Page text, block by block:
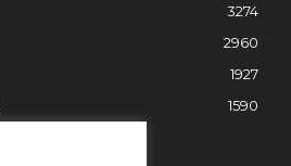
3274
2960
1927
1590